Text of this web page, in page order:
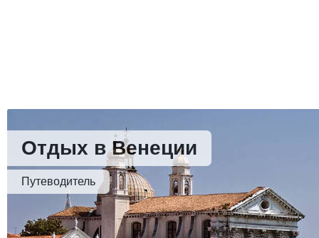
Отдых в Венеции
Путеводитель